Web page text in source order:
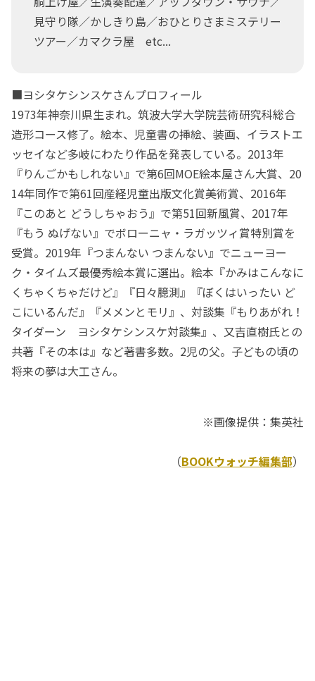
見守り隊／かしきり島／おひとりさまミステリー
ツアー／カマクラ屋 etc...
■ヨシタケシンスケさんプロフィール
1973年神奈川県生まれ。筑波大学大学院芸術研究科総合
造形コース修了。絵本、児童書の挿絵、装画、イラストエ
ッセイなど多岐にわたり作品を発表している。2013年
『りんごかもしれない』で第6回MOE絵本屋さん大賞、20
14年同作で第61回産経児童出版文化賞美術賞、2016年
『このあと どうしちゃおう』で第51回新風賞、2017年
『もう ぬげない』でボローニャ・ラガッツィ賞特別賞を
受賞。2019年『つまんない つまんない』でニューヨー
ク・タイムズ最優秀絵本賞に選出。絵本『かみはこんなに
くちゃくちゃだけど』『日々臆測』『ぼくはいったい ど
こにいるんだ』『メメンとモリ』、対談集『もりあがれ！
タイダーン ヨシタケシンスケ対談集』、又吉直樹氏との
共著『その本は』など著書多数。2児の父。子どもの頃の
将来の夢は大工さん。
※画像提供：集英社
（BOOKウォッチ編集部）